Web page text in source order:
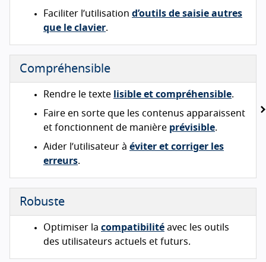
Faciliter l’utilisation d’outils de saisie autres
que le clavier.
Compréhensible
Rendre le texte lisible et compréhensible.
Faire en sorte que les contenus apparaissent
et fonctionnent de manière prévisible.
Aider l’utilisateur à éviter et corriger les
erreurs.
Robuste
Optimiser la compatibilité avec les outils
des utilisateurs actuels et futurs.